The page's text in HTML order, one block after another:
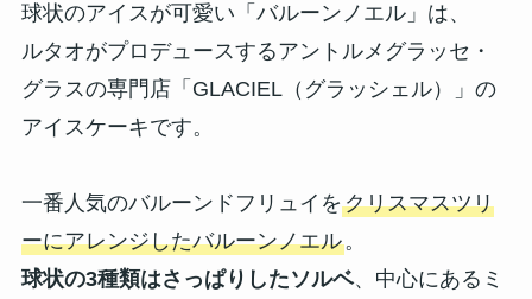
球状のアイスが可愛い「バルーンノエル」は、
ルタオがプロデュースするアントルメグラッセ・
グラスの専門店「GLACIEL（グラッシェル）」の
アイスケーキです。
一番人気のバルーンドフリュイをクリスマスツリ
ーにアレンジしたバルーンノエル。
球状の3種類はさっぱりしたソルベ、中心にあるミ